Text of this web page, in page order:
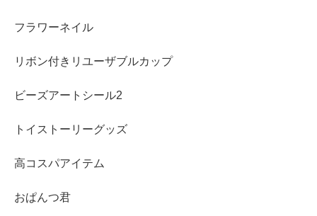
フラワーネイル
リボン付きリユーザブルカップ
ビーズアートシール2
トイストーリーグッズ
高コスパアイテム
おぱんつ君